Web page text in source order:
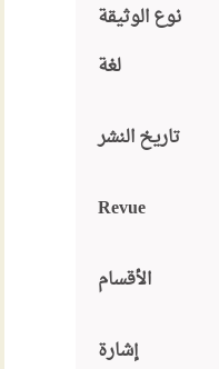
نوع الوثيقة
لغة
تاريخ النشر
Revue
الأقسام
إشارة